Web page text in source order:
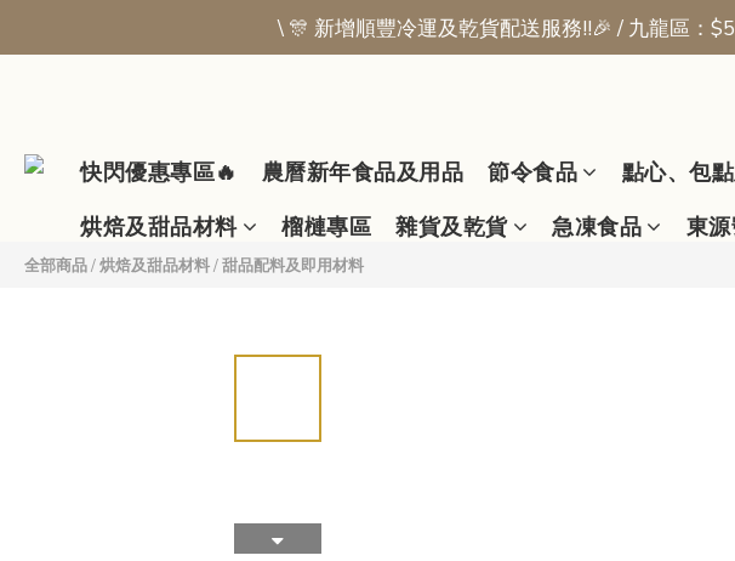
📢新會員
\ 🎊 新增順豐冷運及乾貨配送服務!!🎉 / 九龍區：
快閃優惠專區🔥 農曆新年食品及用品 節令食品 點心、包
烘焙及甜品材料
榴槤專區 雜貨及乾貨 急凍食品 東
全部商品/烘焙及甜品材料/甜品配料及即用材料